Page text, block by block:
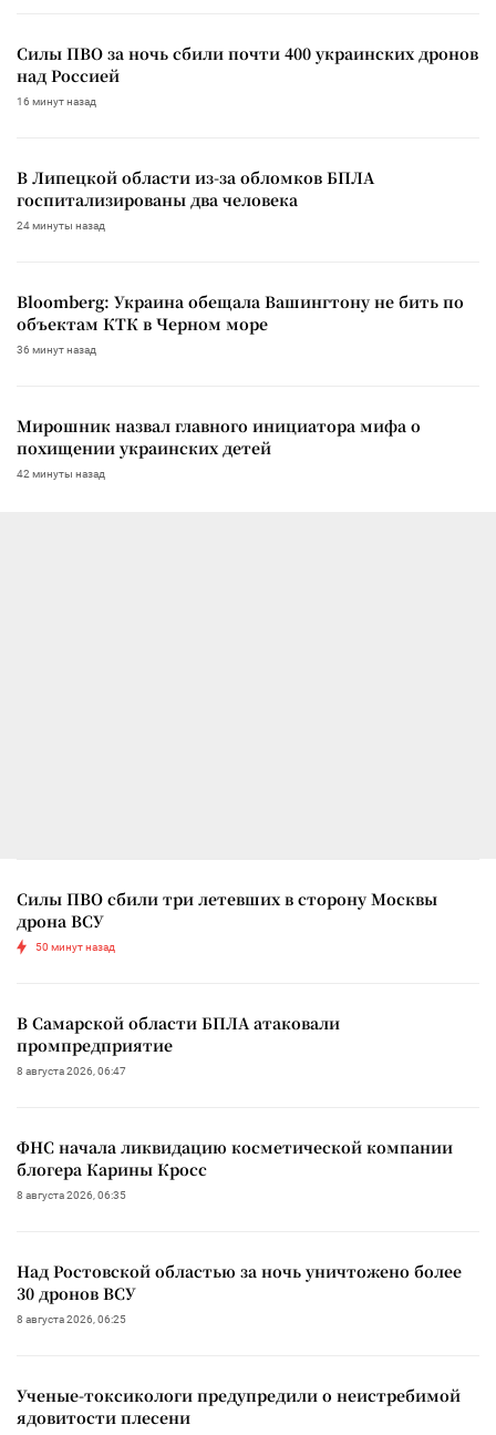
Силы ПВО за ночь сбили почти 400 украинских дронов
над Россией
16 минут назад
В Липецкой области из-за обломков БПЛА
госпитализированы два человека
24 минуты назад
Bloomberg: Украина обещала Вашингтону не бить по
объектам КТК в Черном море
36 минут назад
Мирошник назвал главного инициатора мифа о
похищении украинских детей
42 минуты назад
Силы ПВО сбили три летевших в сторону Москвы
дрона ВСУ
50 минут назад
В Самарской области БПЛА атаковали
промпредприятие
8 августа 2026, 06:47
ФНС начала ликвидацию косметической компании
блогера Карины Кросс
8 августа 2026, 06:35
Над Ростовской областью за ночь уничтожено более
30 дронов ВСУ
8 августа 2026, 06:25
Ученые-токсикологи предупредили о неистребимой
ядовитости плесени